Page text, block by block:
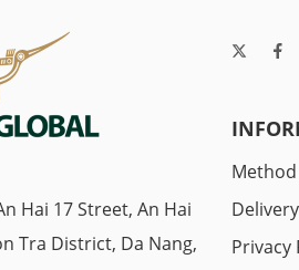
Hai 17 Street, An Hai
Tra District, Da Nang,
Privacy